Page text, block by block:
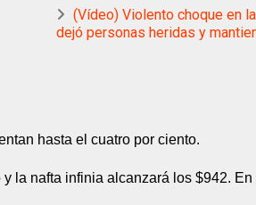
(Vídeo) Violento choque en
dejó personas heridas y
hasta el cuatro por ciento.
la nafta infinia alcanzará los $942.